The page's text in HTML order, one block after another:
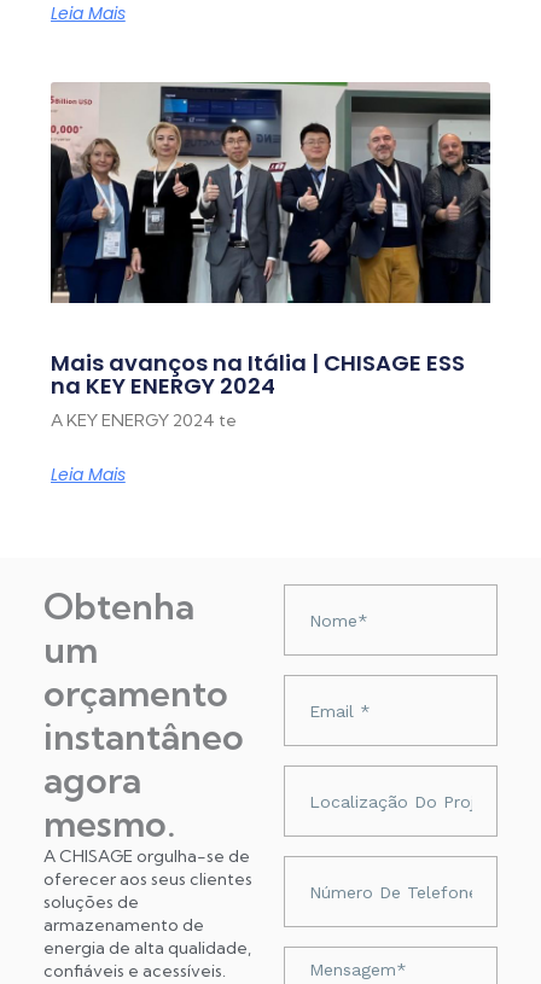
Leia Mais
Mais avanços na Itália | CHISAGE ESS
na KEY ENERGY 2024
A KEY ENERGY 2024 te
Leia Mais
Obtenha
um
orçamento
instantâneo
agora
mesmo.
A CHISAGE orgulha-se de
oferecer aos seus clientes
soluções de
armazenamento de
energia de alta qualidade,
confiáveis ​​e acessíveis.
telefonu